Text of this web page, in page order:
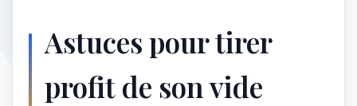
Astuces pour tirer
profit de son vide